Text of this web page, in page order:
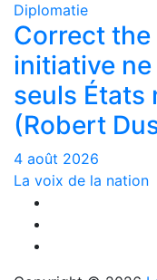
Diplomatie
Correct the
initiative
seuls États
(Robert
4 août 2026
La voix de la nation